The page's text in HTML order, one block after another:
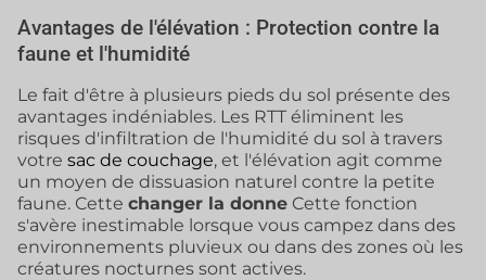
Avantages de l'élévation : Protection contre la
faune et l'humidité
Le fait d'être à plusieurs pieds du sol présente des
avantages indéniables. Les RTT éliminent les
risques d'infiltration de l'humidité du sol à travers
votre sac de couchage, et l'élévation agit comme
un moyen de dissuasion naturel contre la petite
faune. Cette changer la donne Cette fonction
s'avère inestimable lorsque vous campez dans des
environnements pluvieux ou dans des zones où les
créatures nocturnes sont actives.